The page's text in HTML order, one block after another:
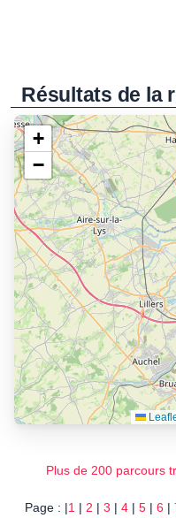
Résultats de la
+
−
Plus de 200 parcours
Page : |1 | 2 | 3 | 4 | 5 | 6 |